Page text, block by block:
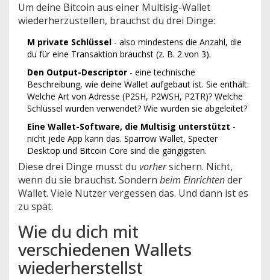
Um deine Bitcoin aus einer Multisig-Wallet
wiederherzustellen, brauchst du drei Dinge:
M private Schlüssel - also mindestens die Anzahl, die
du für eine Transaktion brauchst (z. B. 2 von 3).
Den Output-Descriptor - eine technische
Beschreibung, wie deine Wallet aufgebaut ist. Sie enthält:
Welche Art von Adresse (P2SH, P2WSH, P2TR)? Welche
Schlüssel wurden verwendet? Wie wurden sie abgeleitet?
Eine Wallet-Software, die Multisig unterstützt -
nicht jede App kann das. Sparrow Wallet, Specter
Desktop und Bitcoin Core sind die gängigsten.
Diese drei Dinge musst du vorhersichern. Nicht,
wenn du sie brauchst. Sondern beim Einrichtender
Wallet. Viele Nutzer vergessen das. Und dann ist es
zu spät.
Wie du dich mit
verschiedenen Wallets
wiederherstellst